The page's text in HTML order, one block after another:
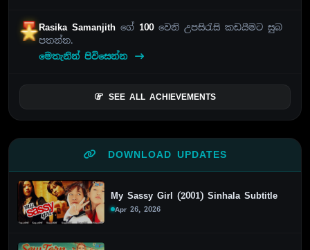
Rasika Samanjithගේ 100වෙනි උපසිරැසි කඩයීමට සුබ
පතන්න.
මෙතැනින් පිවිසෙන්න
SEE ALL ACHIEVEMENTS
DOWNLOAD UPDATES
My Sassy Girl (2001) Sinhala Subtitle
Apr 26, 2026